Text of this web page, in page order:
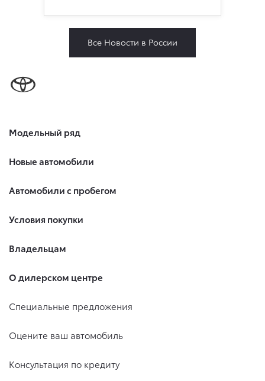
Все Новости в России
Модельный ряд
Новые автомобили
Автомобили с пробегом
Условия покупки
Владельцам
О дилерском центре
Специальные предложения
Оцените ваш автомобиль
Консультация по кредиту